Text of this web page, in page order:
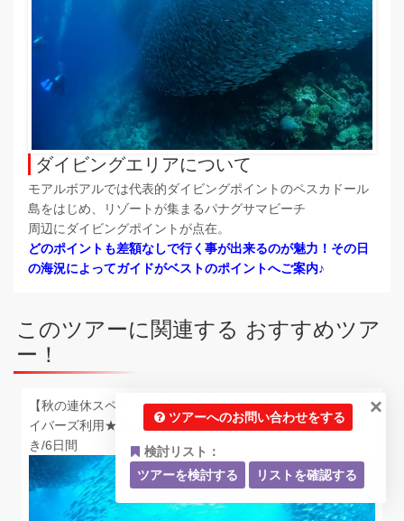
ダイビングエリアについて
モアルボアルでは代表的ダイビングポイントのペスカドール
島をはじめ、リゾートが集まるパナグサマビーチ
周辺にダイビングポイントが点在。
どのポイントも差額なしで行く事が出来るのが魅力！その日
の海況によってガイドがベストのポイントへご案内♪
このツアーに関連する おすすめツア
ー！
【秋の連休スペシャルプラン】【30周年記念】★チキチキダ
イバーズ利用★日本人経営で安心！！15ダイブ付き/朝昼付
き/6日間
×
ツアーへのお問い合わせをする
検討リスト：
ツアーを検討する
リストを確認する